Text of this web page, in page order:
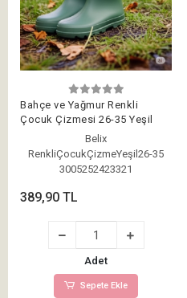
Bahçe ve Yağmur Renkli
Çocuk Çizmesi 26-35 Yeşil
Belix
RenkliÇocukÇizmeYeşil26-35
3005252423321
389,90 TL
Adet
Sepete Ekle